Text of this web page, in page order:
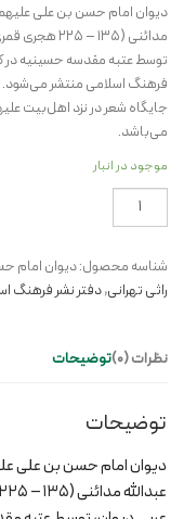
دیوان امام حسن بن علی
مدائنی
توسط عتبه مقدسه حسینیه در
فرهنگ اسلامی منتشر می‌شود.
جایگاه شعر در نزد اهل‌بیت
می‌باشد.
موجود در انبار
دیوان
امام
بن
علی(ع)
شناسه محصول:دیوان امام
راثی تهرانی,دفتر نشر فرهنگ
توضیحات نظرات (0)
توضیحات
دیوان امام حسن بن علی